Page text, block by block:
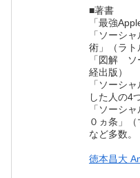
■著書
「最強
「ソーシ
術」（ラト
「図解 ソ
経出版）
「ソーシ
した人の4
「ソーシ
０ヵ条」（
など多数。
徳本昌大